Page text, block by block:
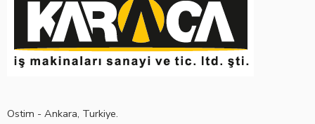
Ostim - Ankara, Turkiye.